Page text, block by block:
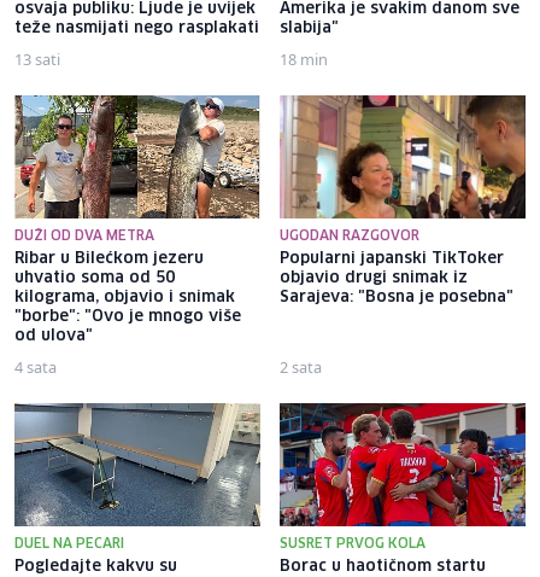
osvaja publiku: Ljude je uvijek
teže nasmijati nego rasplakati
13 sati
Amerika je svakim danom sve
slabija"
18 min
DUŽI OD DVA METRA
Ribar u Bilećkom jezeru
uhvatio soma od 50
kilograma, objavio i snimak
"borbe": "Ovo je mnogo više
od ulova"
4 sata
UGODAN RAZGOVOR
Popularni japanski TikToker
objavio drugi snimak iz
Sarajeva: "Bosna je posebna"
2 sata
DUEL NA PECARI
Pogledajte kakvu su
SUSRET PRVOG KOLA
Borac u haotičnom startu